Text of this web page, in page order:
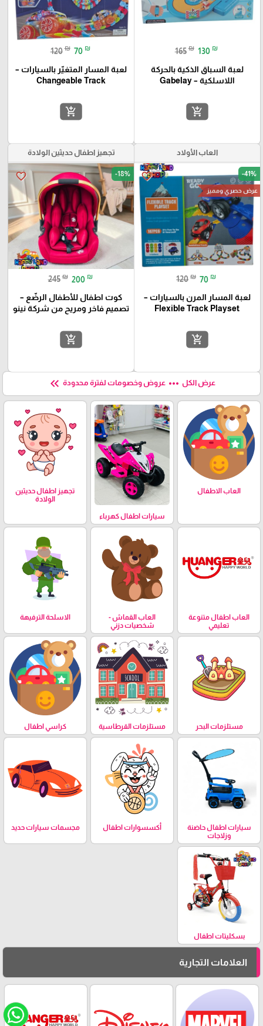
165 ₪ 130 ₪
لعبة السباق الذكية بالحركة
اللاسلكية – Gabelay
add_shopping_cart
120 ₪ 70 ₪
لعبة المسار المتغيّر بالسيارات –
Changeable Track
add_shopping_cart
العاب الأولاد
favorite_border -41%
عرض حصري ومميز
120 ₪ 70 ₪
لعبة المسار المرن بالسيارات –
Flexible Track Playset
add_shopping_cart
تجهيز اطفال حديثين الولادة
favorite_border -18%
245 ₪ 200 ₪
كوت اطفال للأطفال الرضّع –
تصميم فاخر ومريح من شركة نينو
add_shopping_cart
عرض الكل more_horiz عروض وخصومات لفترة محدودة keyboard_double_arrow_left
العاب الاطفال
سيارات اطفال كهرباء
تجهيز اطفال حديثين
الولادة
العاب اطفال متنوعة
تعليمي
العاب القماش -
شخصيات دزني
الاسلحة الترفيهة
مستلزمات البحر مستلزمات القرطاسية كراسي اطفال
سيارات اطفال حاضنة
وزلاجات
أكسسوارات اطفال مجسمات سيارات حديد
بسكليتات اطفال
العلامات التجارية